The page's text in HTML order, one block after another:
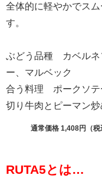
全体的に軽やかでス
す。
ぶどう品種 カベルネ
ー、マルベック
合う料理 ポークソテ
切り牛肉とピーマン炒
通常価格 1,408円（税
RUTA5とは…